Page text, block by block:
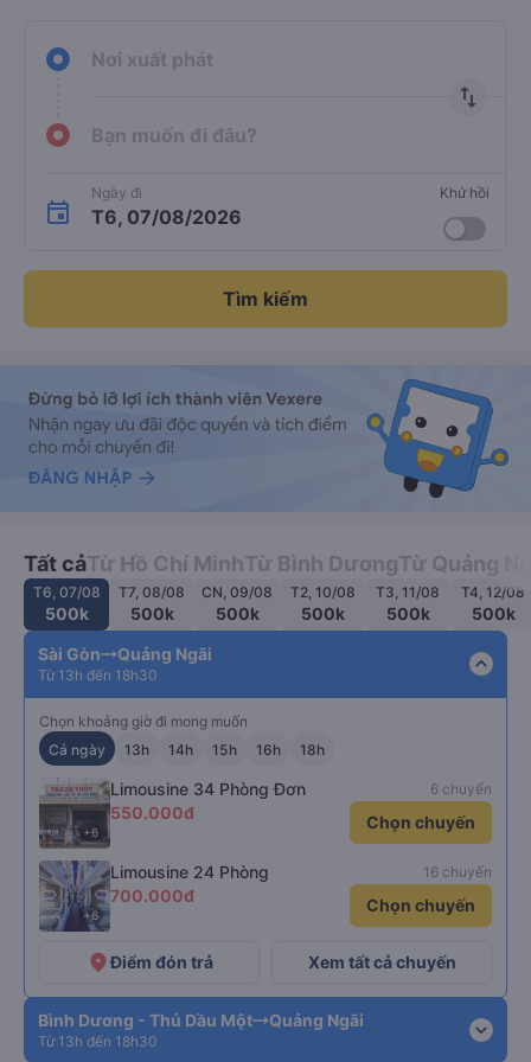
Nơi xuất phát
import_export
Bạn muốn đi đâu?
Ngày đi
T6, 07/08/2026
Khứ hồi
Tìm kiếm
Tất cảTừ Hồ Chí MinhTừ Bình DươngTừ Quảng
T6, 07/08
500k
T7, 08/08
500k
CN, 09/08
500k
T2, 10/08
500k
T3, 11/08
500k
T4, 12/08
500k
Sài Gòn
Quảng Ngãi
Từ 13h đến 18h30 expand_less
Chọn khoảng giờ đi mong muốn
Cả ngày
13h 14h 15h 16h 18h
+6
Limousine 34 Phòng Đơn 6 chuyến
550.000đ Chọn chuyến
+6
Limousine 24 Phòng 16 chuyến
700.000đ Chọn chuyến
placeĐiểm đón trả Xem tất cả chuyến
Bình Dương - Thủ Dầu Một Quảng Ngãi
Từ 13h đến 18h30 expand_more